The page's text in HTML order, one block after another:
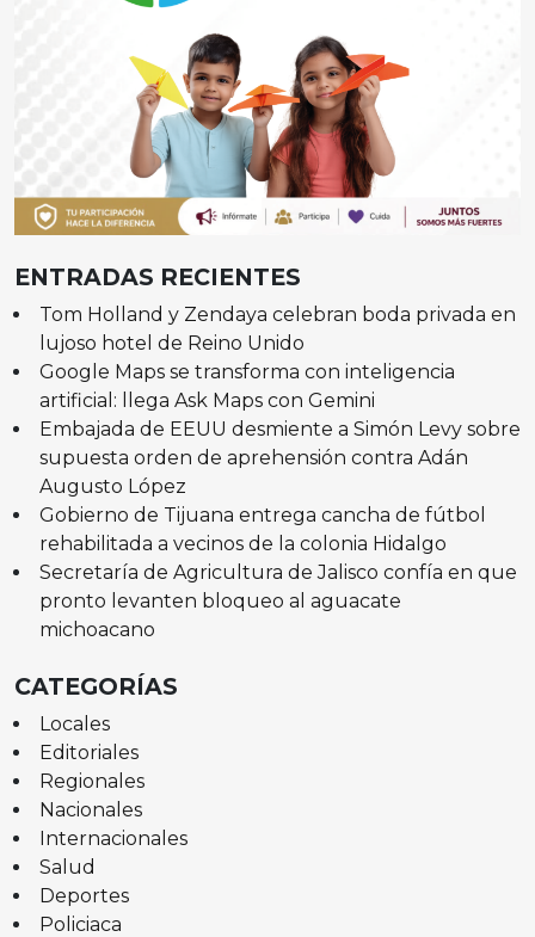
ENTRADAS RECIENTES
Tom Holland y Zendaya celebran boda privada en
lujoso hotel de Reino Unido
Google Maps se transforma con inteligencia
artificial: llega Ask Maps con Gemini
Embajada de EEUU desmiente a Simón Levy sobre
supuesta orden de aprehensión contra Adán
Augusto López
Gobierno de Tijuana entrega cancha de fútbol
rehabilitada a vecinos de la colonia Hidalgo
Secretaría de Agricultura de Jalisco confía en que
pronto levanten bloqueo al aguacate
michoacano
CATEGORÍAS
Locales
Editoriales
Regionales
Nacionales
Internacionales
Salud
Deportes
Policiaca